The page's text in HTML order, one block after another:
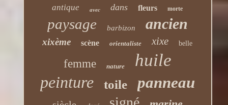
antique avec dans fleurs morte
paysage barbizon ancien
xixème scène orientaliste xixe belle
femme nature huile
peinture toile panneau